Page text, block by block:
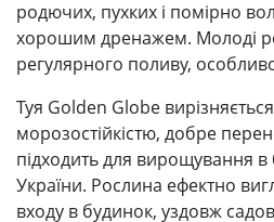
родючих, пухких і помірно
хорошим дренажем. Молоді
регулярного поливу,
Туя Golden Globe
морозостійкістю, добре
підходить для вирощування в
України. Рослина ефектно
входу в будинок, уздовж